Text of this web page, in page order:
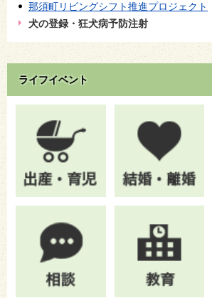
那須町リビングシフト推進プロジェクト
犬の登録・狂犬病予防注射
ライフイベント